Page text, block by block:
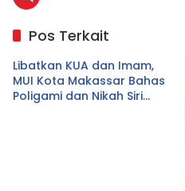
Pos Terkait
Libatkan KUA dan Imam,
MUI Kota Makassar Bahas
Poligami dan Nikah Siri